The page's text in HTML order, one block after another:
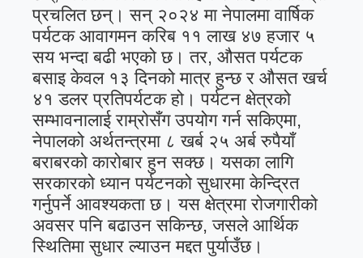
प्रचलित छन्। सन् २०२४ मा नेपालमा वार्षिक
पर्यटक आवागमन करिब ११ लाख ४७ हजार ५
सय भन्दा बढी भएको छ। तर, औसत पर्यटक
बसाइ केवल १३ दिनको मात्र हुन्छ र औसत खर्च
४१ डलर प्रतिपर्यटक हो। पर्यटन क्षेत्रको
सम्भावनालाई राम्रोसँग उपयोग गर्न सकिएमा,
नेपालको अर्थतन्त्रमा ८ खर्ब २५ अर्ब रुपैयाँ
बराबरको कारोबार हुन सक्छ। यसका लागि
सरकारको ध्यान पर्यटनको सुधारमा केन्द्रित
गर्नुपर्ने आवश्यकता छ। यस क्षेत्रमा रोजगारीको
अवसर पनि बढाउन सकिन्छ, जसले आर्थिक
स्थितिमा सुधार ल्याउन मद्दत पुर्याउँछ।